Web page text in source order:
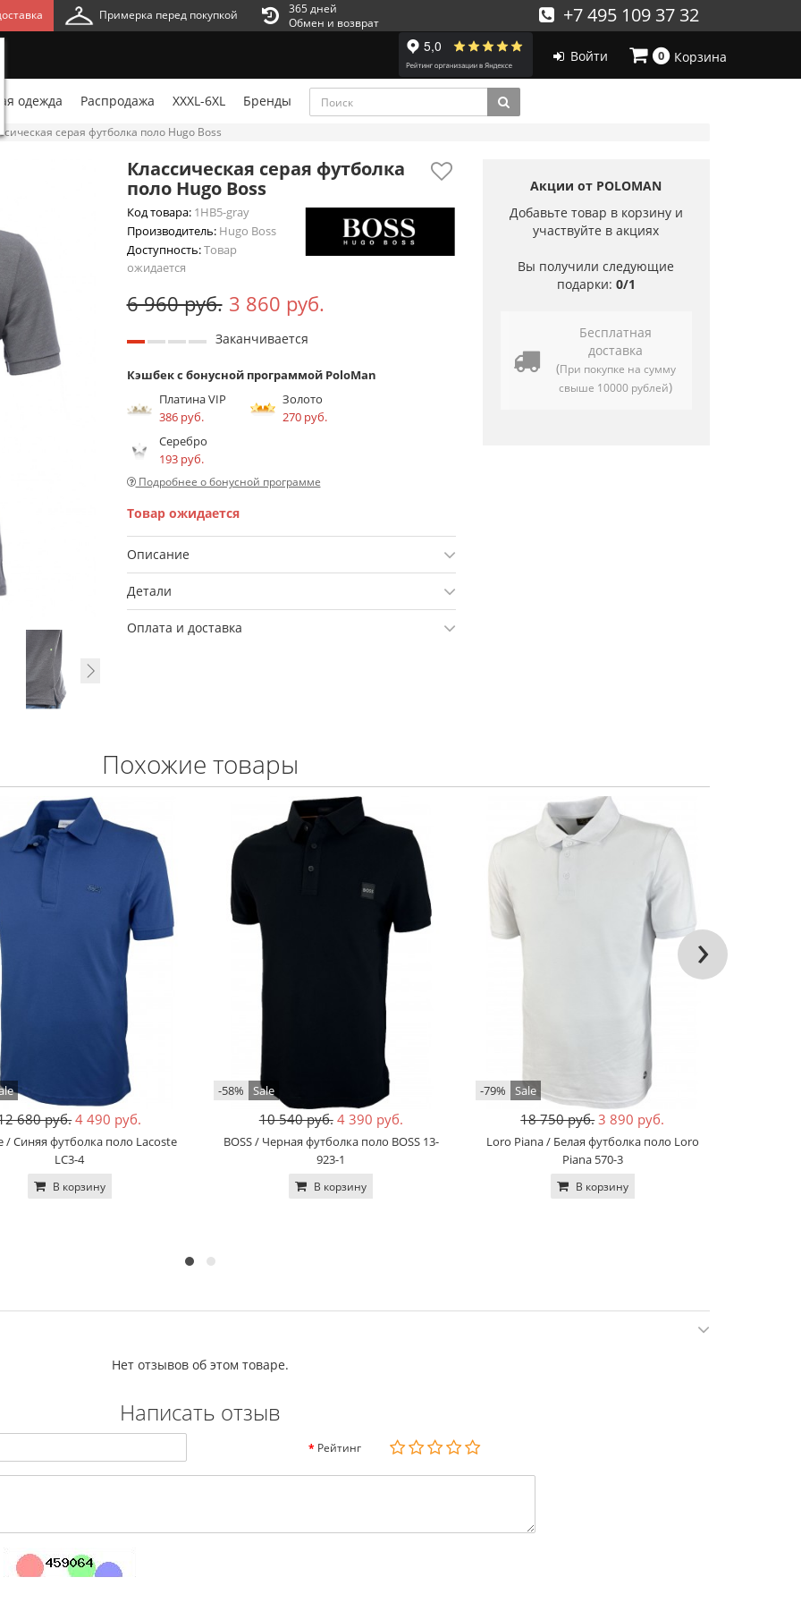
Примерка перед покупкой
365 дней
Обмен и возврат
+7 495 109 37 32
Войти 0 Корзина
одежда Распродажа XXXL-6XL Бренды
серая футболка поло Hugo Boss
Классическая серая футболка
поло Hugo Boss
Код товара:1HB5-gray
Производитель:Hugo Boss
Доступность:Товар
ожидается
6 960 руб. 3 860 руб.
Заканчивается
Кэшбек с бонусной программой PoloMan
Платина VIP
386 руб.
Золото
270 руб.
Серебро
193 руб.
Подробнее о бонусной программе
Товар ожидается
Описание
Детали
Оплата и доставка
Акции от POLOMAN
Добавьте товар в корзину и
участвуйте в акциях
Вы получили следующие
подарки: 0/1
Бесплатная
доставка
(При покупке на сумму
свыше 10000 рублей)
Похожие товары
680 руб. 4 490 руб.
/ Синяя футболка поло Lacoste
LC3-4
В корзину
-58% Sale
10 540 руб. 4 390 руб.
BOSS / Черная футболка поло BOSS 13-
923-1
В корзину
-79% Sale
18 750 руб. 3 890 руб.
Loro Piana / Белая футболка поло Loro
Piana 570-3
В корзину
›
Нет отзывов об этом товаре.
Написать отзыв
Рейтинг